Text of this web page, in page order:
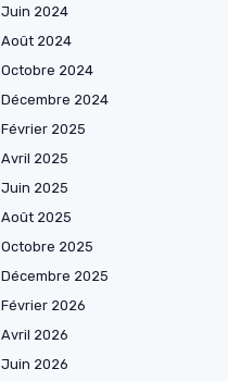
Juin 2024
Août 2024
Octobre 2024
Décembre 2024
Février 2025
Avril 2025
Juin 2025
Août 2025
Octobre 2025
Décembre 2025
Février 2026
Avril 2026
Juin 2026